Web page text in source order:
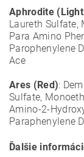
Aphrodite
Laureth Sulfate,
Para Amino
Parophenylene
Ace
Ares (Red):
Sulfate,
Amino-2-
Paraphenylene
Ďalšie